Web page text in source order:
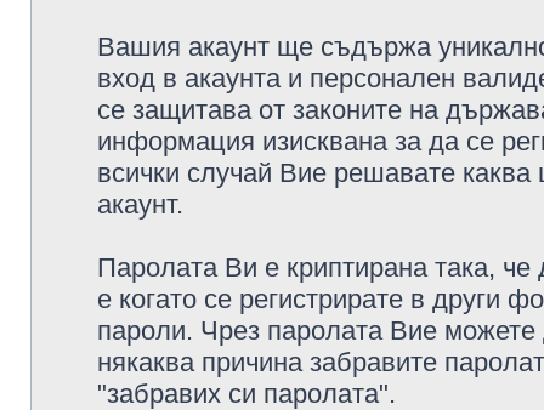
Вашия акаунт ще съдържа
вход в акаунта и персонален
се защитава от законите на
информация изисквана за да се
всички случай Вие решавате
акаунт.
Паролата Ви е криптирана така,
е когато се регистрирате в други
пароли. Чрез паролата Вие можете
някаква причина забравите
"забравих си паролата".